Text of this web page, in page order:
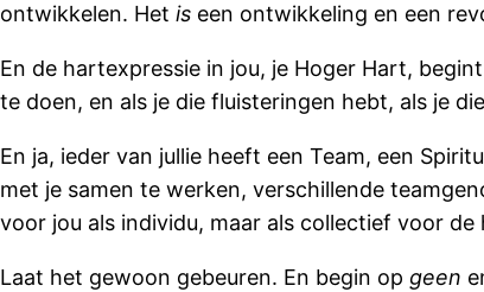
ontwikkelen. Het is een ontwikkeling en een
En de hartexpressie in jou, je Hoger Hart,
te doen, en als je die fluisteringen hebt, als je
En ja, ieder van jullie heeft een Team, een
met je samen te werken, verschillende
voor jou als individu, maar als collectief voor de
Laat het gewoon gebeuren. En begin op geen